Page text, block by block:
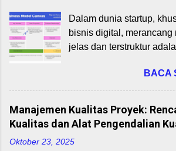
internasional adalah
jasa antarnegara.
perdagangan karena
Dalam praktiknya,
melibatkan ekspor
negeri) dan impor
negeri). Manfaat
Dalam dunia startup,
bisnis digital, merancang
jelas dan terstruktur
Business Model Canvas
dikembangkan oleh
dan Yves Pigneur (2010),
strategis yang membantu
memetakan elemen-
mereka secara visual.
BACA
Manajemen Kualitas Proyek:
Kualitas dan Alat Pengendalian
Oktober 23, 2025